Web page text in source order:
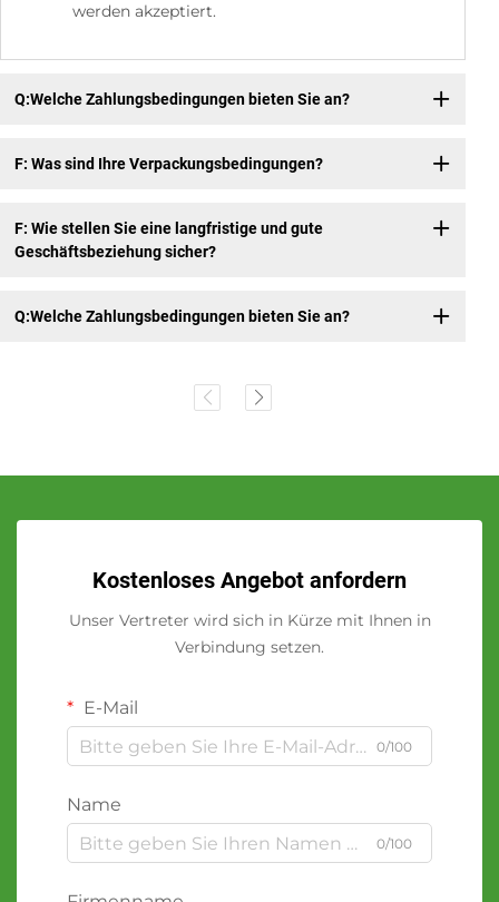
werden akzeptiert.
Q:Welche Zahlungsbedingungen bieten Sie an?
F: Was sind Ihre Verpackungsbedingungen?
F: Wie stellen Sie eine langfristige und gute
Geschäftsbeziehung sicher?
Q:Welche Zahlungsbedingungen bieten Sie an?
Kostenloses Angebot anfordern
Unser Vertreter wird sich in Kürze mit Ihnen in
Verbindung setzen.
E-Mail
0/100
Name
0/100